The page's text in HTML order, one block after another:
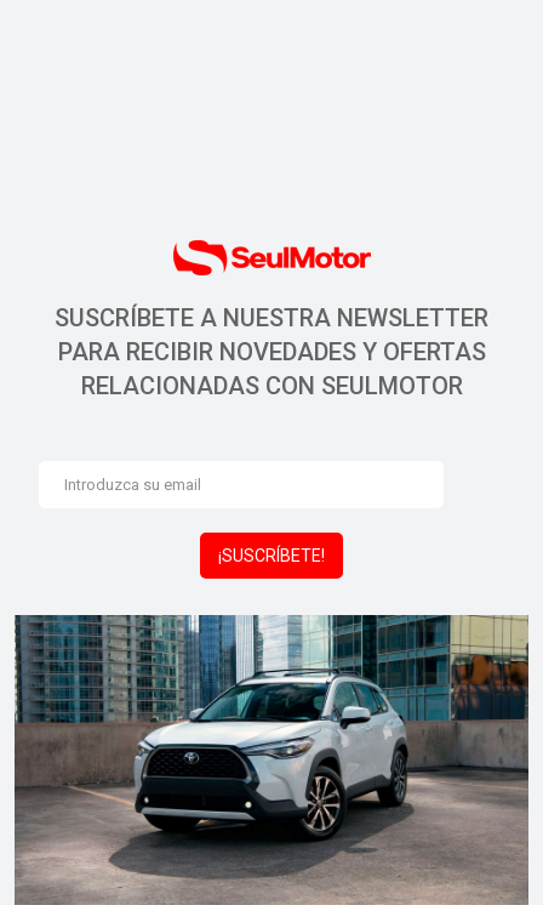
SUSCRÍBETE A NUESTRA NEWSLETTER
PARA RECIBIR NOVEDADES Y OFERTAS
RELACIONADAS CON SEULMOTOR
¡SUSCRÍBETE!